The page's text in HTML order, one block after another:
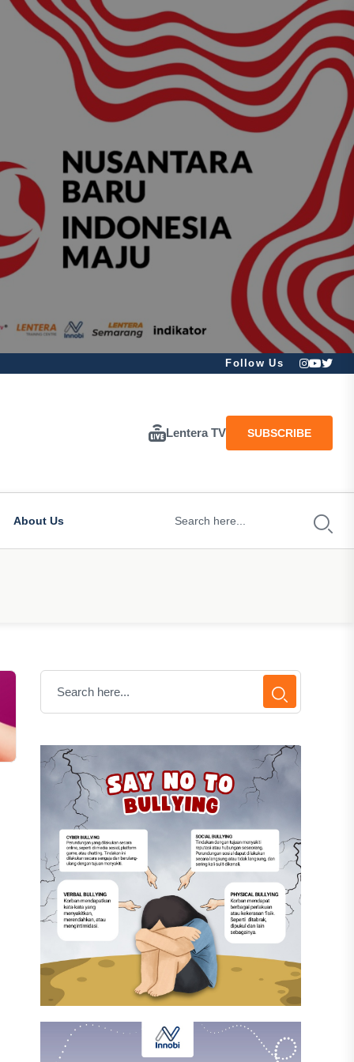
Follow Us
Lentera TV SUBSCRIBE
About Us